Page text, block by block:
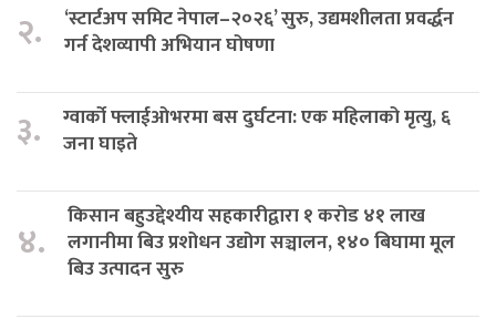
२.
‘स्टार्टअप समिट नेपाल–२०२६’ सुरु, उद्यमशीलता प्रवर्द्धन
गर्न देशव्यापी अभियान घोषणा
३.
ग्वार्को फ्लाईओभरमा बस दुर्घटना: एक महिलाको मृत्यु, ६
जना घाइते
४.
किसान बहुउद्देश्यीय सहकारीद्वारा १ करोड ४१ लाख
लगानीमा बिउ प्रशोधन उद्योग सञ्चालन, १४० बिघामा मूल
बिउ उत्पादन सुरु